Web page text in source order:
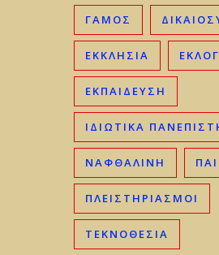
ΓΑΜΟΣ
ΕΚΚΛΗΣΊΑ
ΕΚΠΑΊΔΕΥΣΗ
ΙΔΙΩΤΙΚΆ
ΝΑΦΘΑΛΊΝΗ
ΠΛΕΙΣΤΗΡΙΑΣΜΟΊ
ΤΕΚΝΟΘΕΣΊΑ